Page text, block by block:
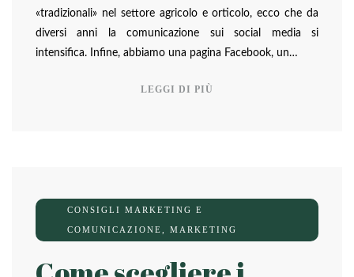
«tradizionali» nel settore agricolo e orticolo, ecco che da
diversi anni la comunicazione sui social media si
intensifica. Infine, abbiamo una pagina Facebook, un…
LEGGI DI PIÙ
CONSIGLI MARKETING E
COMUNICAZIONE MARKETING